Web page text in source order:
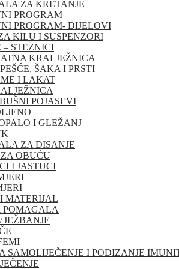
ZA KRETANJE
PROGRAM
PROGRAM- DIJELOVI
KILU I SUSPENZORI
– STEZNICI
KRALJEŽNICA
ŠAKA I PRSTI
I LAKAT
POJASEVI
I GLEŽANJ
ZA DISANJE
OBUĆU
I JASTUCI
MATERIJAL
POMAGALA
SAMOLIJEČENJE I PODIZANJE